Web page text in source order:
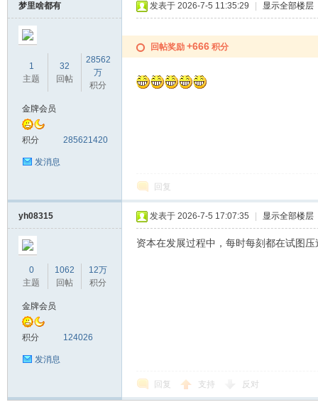
梦里啥都有
1
主题
32
回帖
28562
万
积分
金牌会员
积分 285621420
发消息
发表于 2026-7-5 11:35:29 显示全部楼层
回帖奖励 +666 积分
回复
yh08315
0
主题
1062
回帖
12万
积分
金牌会员
积分 124026
发消息
发表于 2026-7-5 17:07:35 显示全部楼层
资本在发展过程中，每时每刻都在试图
回复 支持 反对